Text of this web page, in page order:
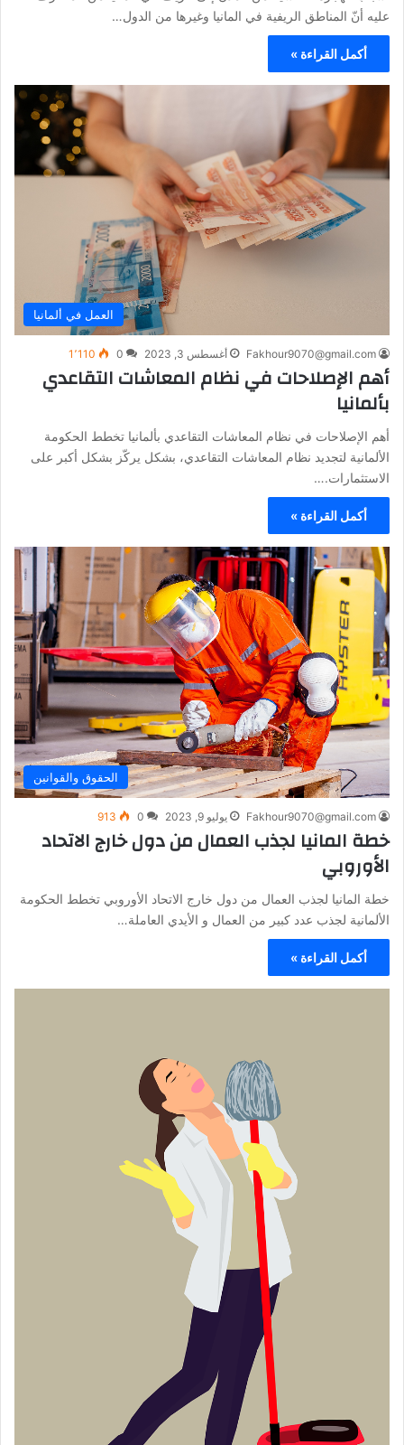
عليه أنّ المناطق الريفية في المانيا وغيرها من الدول…
أكمل القراءة »
العمل في ألمانيا
Fakhour9070@gmail.com أغسطس 3, 2023 0 1٬110
أهم الإصلاحات في نظام المعاشات التقاعدي
بألمانيا
أهم الإصلاحات في نظام المعاشات التقاعدي بألمانيا تخطط الحكومة
الألمانية لتجديد نظام المعاشات التقاعدي، بشكل يركّز بشكل أكبر على
الاستثمارات.…
أكمل القراءة »
الحقوق والقوانين
Fakhour9070@gmail.com يوليو 9, 2023 0
913
خطة المانيا لجذب العمال من دول خارج الاتحاد
الأوروبي
خطة المانيا لجذب العمال من دول خارج الاتحاد الأوروبي تخطط الحكومة
الألمانية لجذب عدد كبير من العمال و الأيدي العاملة…
أكمل القراءة »